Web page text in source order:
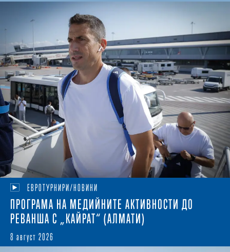
ЕВРОТУРНИРИ/НОВИНИ
ПРОГРАМА НА МЕДИЙНИТЕ АКТИВНОСТИ ДО
РЕВАНША С „КАЙРАТ“ (АЛМАТИ)
8 август 2026